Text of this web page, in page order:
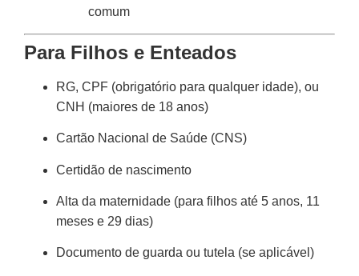
comum
Para Filhos e Enteados
RG, CPF (obrigatório para qualquer idade), ou
CNH (maiores de 18 anos)
Cartão Nacional de Saúde (CNS)
Certidão de nascimento
Alta da maternidade (para filhos até 5 anos, 11
meses e 29 dias)
Documento de guarda ou tutela (se aplicável)